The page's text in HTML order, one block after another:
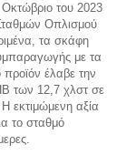
του 2023
Οπλισμού
τα σκάφη
με τα
έλαβε την
των 12,7 χλστ σε
εκτιμώμενη αξία
το σταθμό